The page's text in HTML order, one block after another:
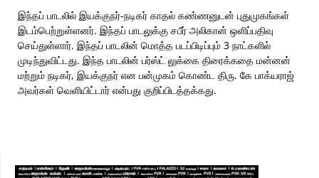
இந்தப் பாடலில் இயக்குநர்-நடிகர் காதல் கண்ணனுடன் புதுமுகங்கள்
இடம்பெற்றுள்ளனர். இந்தப் பாடலுக்கு சபீர் அலிகான் ஒளிப்பதிவு
செய்துள்ளார். இந்தப் பாடலின் மொத்த படப்பிடிப்பும் 3 நாட்களில்
முடிந்துவிட்டது. இந்த பாடலின் பர்ஸ்ட் லுக்கை திரைக்கதை மன்னன்
மற்றும் நடிகர், இயக்குநர் என பன்முகம் கொண்ட திரு. கே பாக்யராஜ்
அவர்கள் வெளியிட்டார் என்பது குறிப்பிடத்தக்கது.